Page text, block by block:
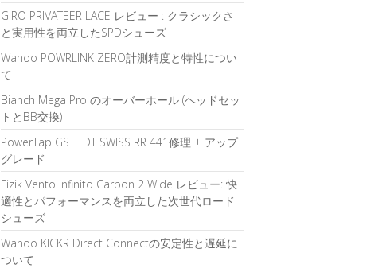
GIRO PRIVATEER LACE レビュー : クラシックさ
と実用性を両立したSPDシューズ
Wahoo POWRLINK ZERO計測精度と特性につい
て
Bianch Mega Pro のオーバーホール (ヘッドセッ
トとBB交換)
PowerTap GS + DT SWISS RR 441修理 + アップ
グレード
Fizik Vento Infinito Carbon 2 Wide レビュー: 快
適性とパフォーマンスを両立した次世代ロード
シューズ
Wahoo KICKR Direct Connectの安定性と遅延に
ついて